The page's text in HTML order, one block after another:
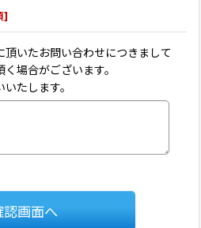
]
いたお問い合わせにつきまして
場合がございます。
たします。
認画面へ